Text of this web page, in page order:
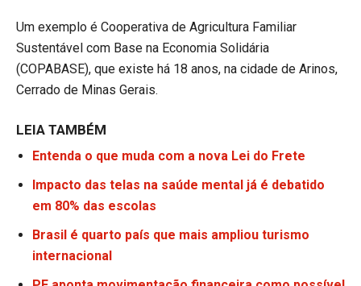
Um exemplo é Cooperativa de Agricultura Familiar
Sustentável com Base na Economia Solidária
(COPABASE), que existe há 18 anos, na cidade de Arinos,
Cerrado de Minas Gerais.
LEIA TAMBÉM
Entenda o que muda com a nova Lei do Frete
Impacto das telas na saúde mental já é debatido
em 80% das escolas
Brasil é quarto país que mais ampliou turismo
internacional